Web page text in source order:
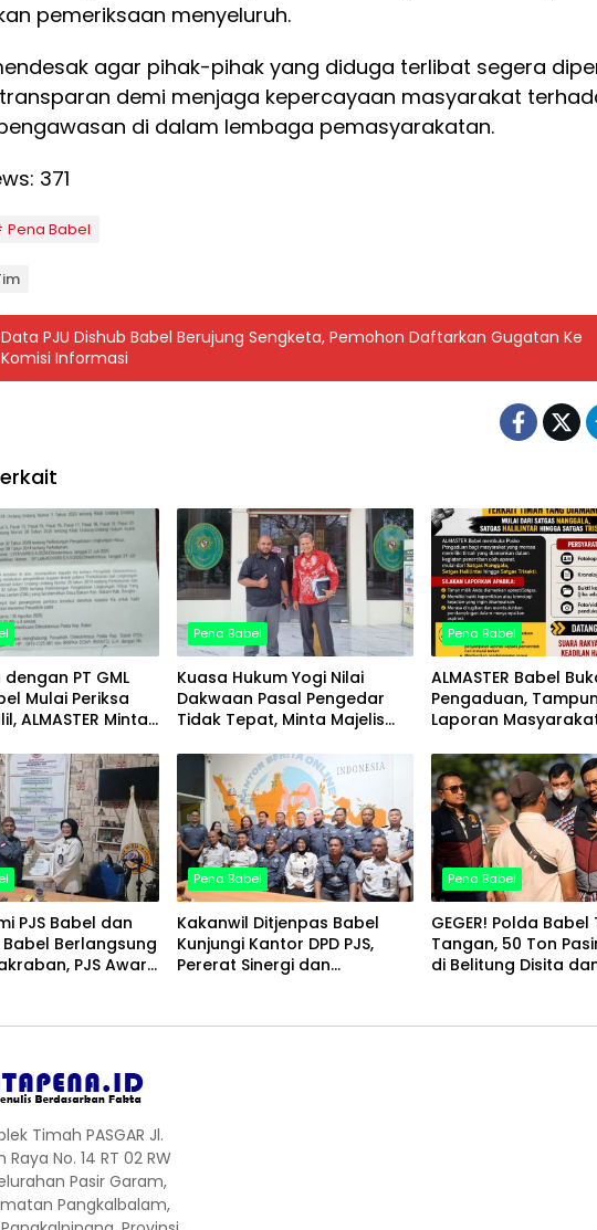
pemeriksaan menyeluruh.
agar pihak-pihak yang diduga terlibat segera
demi menjaga kepercayaan masyarakat
di dalam lembaga pemasyarakatan.
371
Pena Babel
Data PJU Dishub Babel Berujung Sengketa, Pemohon Daftarkan Gugatan Ke
Komisi Informasi
PT GML
Mulai Periksa
ALMASTER Minta
Pena Babel
Kuasa Hukum Yogi Nilai
Dakwaan Pasal Pengedar
Tidak Tepat, Minta Majelis
Persidangan
Pena Babel
ALMASTER Babel
Pengaduan,
Laporan
Satgas
PJS Babel dan
Berlangsung
PJS Award
Pena Babel
Kakanwil Ditjenpas Babel
Kunjungi Kantor DPD PJS,
Pererat Sinergi dan
Pena Babel
GEGER! Polda Babel
Tangan, 50 Ton
di Belitung Disita
Timah PASGAR Jl.
Raya No. 14 RT 02 RW
Pasir Garam,
Pangkalbalam,